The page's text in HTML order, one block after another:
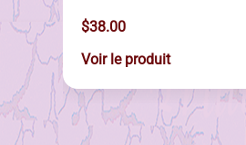
$38.00
Voir le produit